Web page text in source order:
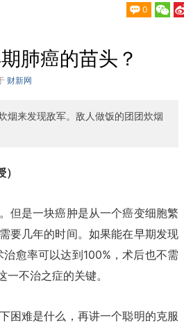
0
肺癌的苗头？
财新网
烟来发现敌军。敌人做饭的团团炊烟
是一块癌肿是从一个癌变细胞繁
要几年的时间。如果能在早期发现
治愈率可以达到100%，术后也不需
不治之症的关键。
难是什么，再讲一个聪明的克服